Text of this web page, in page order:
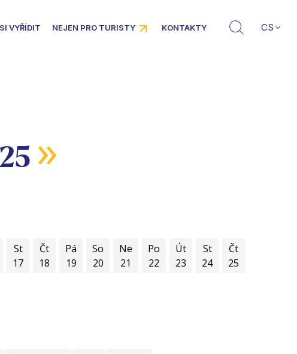
VYŘÍDIT NEJEN PRO TURISTY KONTAKTY CS
»
St
17
Čt
18
Pá
19
So
20
Ne
21
Po
22
Út
23
St
24
Čt
25